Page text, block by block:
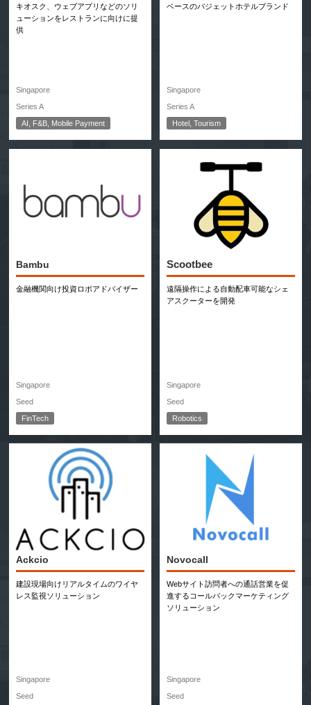
キオスク、ウェブアプリなどのソリ
ューションをレストランに向けに提
供
Singapore
Series A
AI, F&B, Mobile Payment
ベースのバジェットホテルブランド
Singapore
Series A
Hotel, Tourism
Bambu
金融機関向け投資ロボアドバイザー
Singapore
Seed
FinTech
Scootbee
遠隔操作による自動配車可能なシェ
アスクーターを開発
Singapore
Seed
Robotics
Ackcio
建設現場向けリアルタイムのワイヤ
レス監視ソリューション
Singapore
Seed
Novocall
Webサイト訪問者への通話営業を促
進するコールバックマーケティング
ソリューション
Singapore
Seed